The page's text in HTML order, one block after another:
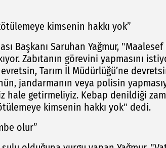
kimsenin hakkı yok”
Başkanı Saruhan Yağmur,
Zabıtanın görevini yapmasını
Tarım İl Müdürlüğü’ne
jandarmanın veya polisin
hale getirmeliyiz. Kebap denildiği
kimsenin hakkı yok" dedi.
olur”